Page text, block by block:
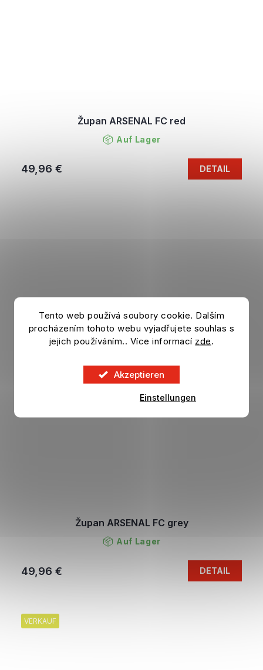
Tento web používá soubory cookie. Dalším
procházením tohoto webu vyjadřujete souhlas s
jejich používáním.. Více informací zde.
Akzeptieren
Einstellungen
Župan ARSENAL FC red
Auf Lager
49,96 € DETAIL
Župan ARSENAL FC grey
Auf Lager
49,96 € DETAIL
VERKAUF